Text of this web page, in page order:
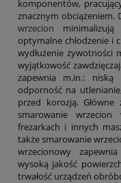
komponentów,
znacznym obciążeniem.
wrzecion minimalizują
optymalne chłodzenie i
wydłużenie żywotności
wyjątkowość
zapewnia m.in.: niską
odporność na
przed korozją.
smarowanie
frezarkach i innych
także smarowanie
wrzecionowy
wysoką jakość
trwałość urządzeń